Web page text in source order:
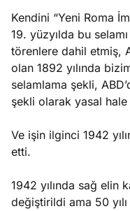
Kendini “Yeni Roma
19. yüzyılda bu
törenlere dahil etmiş,
olan 1892 yılında
selamlama şekli,
şekli olarak yasal
Ve işin ilginci 1942
etti.
1942 yılında sağ elin
değiştirildi ama 50